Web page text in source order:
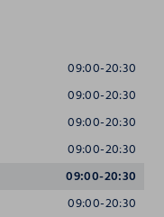
09:00-20:30
09:00-20:30
09:00-20:30
09:00-20:30
09:00-20:30
09:00-20:30